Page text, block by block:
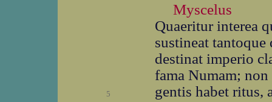
Myscelus
Quaeritur interea
sustineat tantoque
destinat imperio
fama Numam;
5
gentis habet ritus,